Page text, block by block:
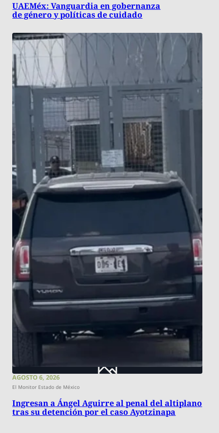
UAEMéx: Vanguardia en gobernanza
de género y políticas de cuidado
AGOSTO 6, 2026
El Monitor Estado de México
Ingresan a Ángel Aguirre al penal del altiplano
tras su detención por el caso Ayotzinapa